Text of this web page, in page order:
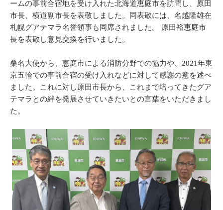
ームの事前合宿地を受け入れた北海道恵庭市を訪問し、原田
市長、横道副市長を表敬しました。同表敬には、名越隆雄在
札幌グアテマラ名誉領事も同席されました。 原田裕恵庭市
長を表敬し意見交換を行いました。
桑名大使から、恵庭市による消防分野での協力や、2021年東
京五輪での事前合宿の受け入れなどに対して感謝の意を述べ
ました。これに対し原田市長から、これまで培ってきたグア
テマラとの絆を発展させていきたいとの言葉をいただきまし
た。